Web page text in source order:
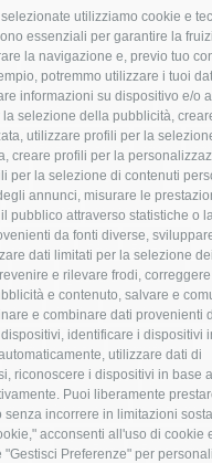
selezionate utilizziamo cookie e
essenziali per garantire la
la navigazione e, previo tuo
potremmo utilizzare i tuoi
informazioni su dispositivo e/o
selezione della pubblicità,
utilizzare profili per la
creare profili per la
per la selezione di contenuti
annunci, misurare le
pubblico attraverso statistiche o la
da fonti diverse,
dati limitati per la selezione
e rilevare frodi, correggere
e contenuto, salvare e
e combinare dati provenienti
identificare i dispositivi
utilizzare dati di
riconoscere i dispositivi in base a
Puoi liberamente
incorrere in limitazioni
acconsenti all'uso di cookie
Preferenze" per
anas
punta campanella
di porto capri
circumvesuviana
concerto
contagi
covid-19 eav
elezioni
gori guardia costiera
mare
massa
Meta napoli
ordinanza
piano di sorrento
polizia
Campania
studenti temporali